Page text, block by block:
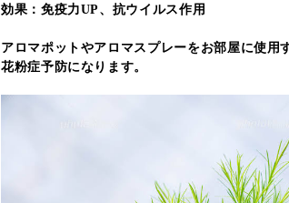
効果：免疫力UP、抗ウイルス作用
アロマポットやアロマスプレーをお部屋に使用
花粉症予防になります。